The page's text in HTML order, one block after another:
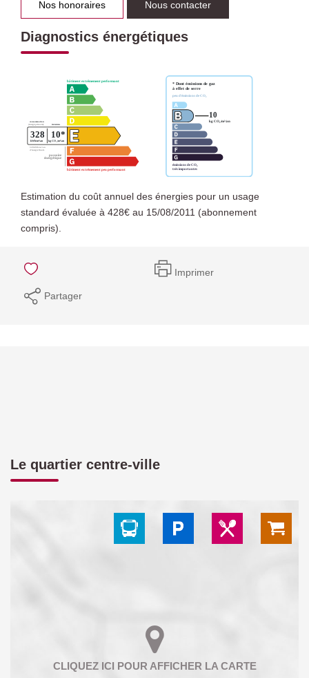
Nos honoraires Nous contacter
Diagnostics énergétiques
Estimation du coût annuel des énergies pour un usage
standard évaluée à 428€ au 15/08/2011 (abonnement
compris).
Imprimer
Partager
Le quartier centre-ville